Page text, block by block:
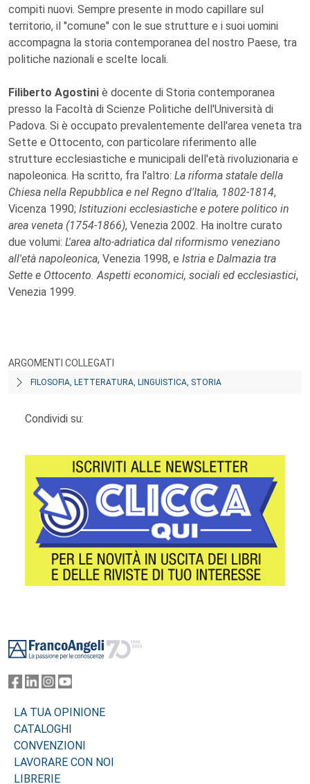
compiti nuovi. Sempre presente in modo capillare sul
territorio, il "comune" con le sue strutture e i suoi uomini
accompagna la storia contemporanea del nostro Paese, tra
politiche nazionali e scelte locali.
Filiberto Agostini è docente di Storia contemporanea
presso la Facoltà di Scienze Politiche dell'Università di
Padova. Si è occupato prevalentemente dell'area veneta tra
Sette e Ottocento, con particolare riferimento alle
strutture ecclesiastiche e municipali dell'età rivoluzionaria e
napoleonica. Ha scritto, fra l'altro: La riforma statale della
Chiesa nella Repubblica e nel Regno d'Italia, 1802-1814,
Vicenza 1990; Istituzioni ecclesiastiche e potere politico in
area veneta (1754-1866), Venezia 2002. Ha inoltre curato
due volumi: L'area alto-adriatica dal riformismo veneziano
all'età napoleonica, Venezia 1998, e Istria e Dalmazia tra
Sette e Ottocento. Aspetti economici, sociali ed ecclesiastici,
Venezia 1999.
ARGOMENTI COLLEGATI
FILOSOFIA, LETTERATURA, LINGUISTICA, STORIA
Condividi su:
LA TUA OPINIONE
CATALOGHI
CONVENZIONI
LAVORARE CON NOI
LIBRERIE